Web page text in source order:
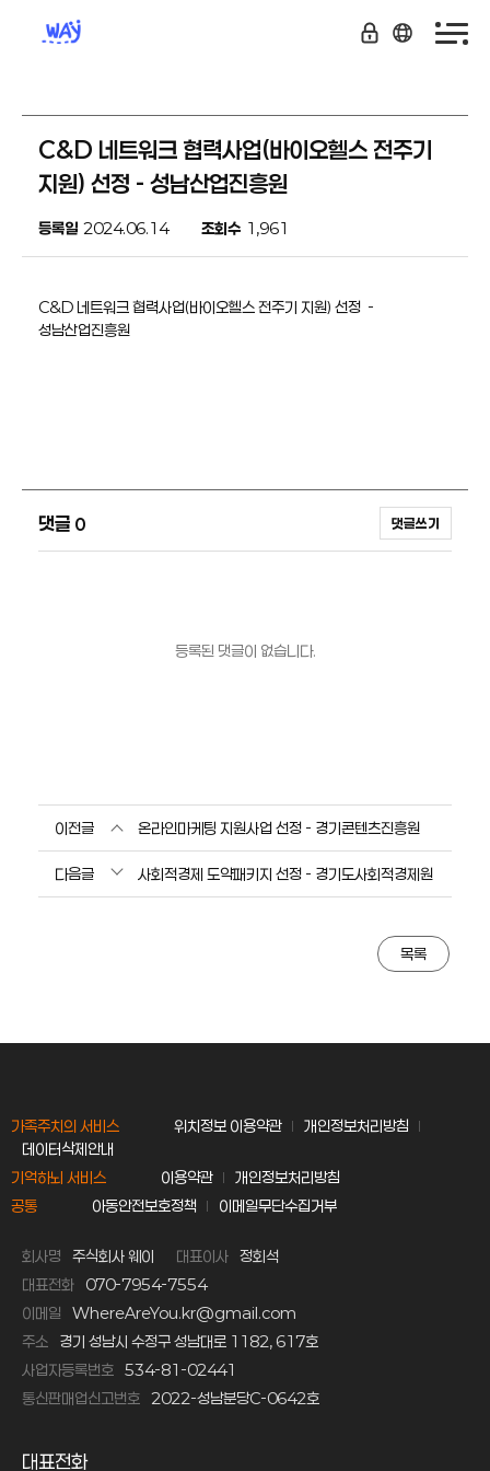
C&D 네트워크 협력사업(바이오헬스 전주기
지원) 선정 - 성남산업진흥원
등록일 2024.06.14 조회수 1,961
C&D 네트워크 협력사업(바이오헬스 전주기 지원) 선정 -
성남산업진흥원
댓글 0 댓글쓰기
등록된 댓글이 없습니다.
이전글 온라인마케팅 지원사업 선정 - 경기콘텐츠진흥원
다음글 사회적경제 도약패키지 선정 - 경기도사회적경제원
목록
가족주치의 서비스 위치정보 이용약관
개인정보처리방침
데이터삭제안내
기억하뇌 서비스
이용약관
개인정보처리방침
공통
아동안전보호정책 이메일무단수집거부
회사명 주식회사 웨이 대표이사 정회석
대표전화
070-7954-7554
이메일
WhereAreYou.kr@gmail.com
주소
경기 성남시 수정구 성남대로 1182, 617호
사업자등록번호 534-81-02441
통신판매업신고번호 2022-성남분당C-0642호
대표전화